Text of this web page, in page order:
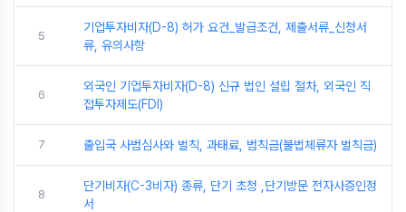
5
기업투자비자(D-8) 허가 요건_발급조건, 제출서류_신청서
류, 유의사항
6
외국인 기업투자비자(D-8) 신규 법인 설립 절차, 외국인 직
접투자제도(FDI)
7 출입국 사범심사와 벌칙, 과태료, 범칙금(불법체류자 벌칙금)
8
단기비자(C-3비자) 종류, 단기 초청 ,단기방문 전자사증인정
서